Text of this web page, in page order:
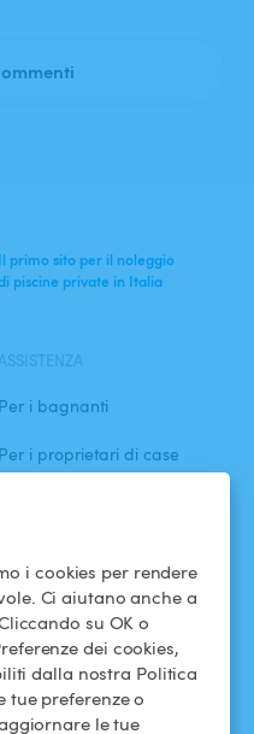
i cookies per rendere
Ci aiutano anche a
su OK o
dei cookies,
dalla nostra Politica
tue preferenze o
le tue
Il primo sito per il noleggio
piscine private in Italia
Per i bagnanti
Per i proprietari di case
Facebook
Instagram